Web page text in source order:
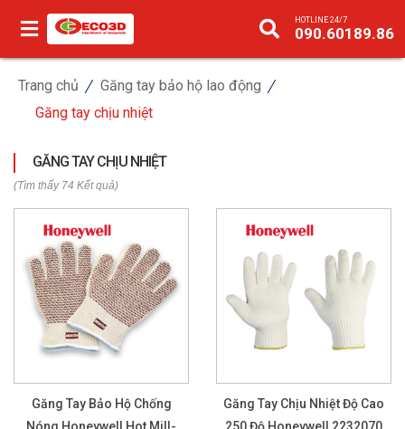
HOTLINE 24/7
090.60189.86
Trang chủ
Găng tay bảo hộ lao động
Găng tay chịu nhiệt
GĂNG TAY CHỊU NHIỆT
(Tìm thấy 74 Kết quả)
Găng Tay Bảo Hộ Chống
Găng Tay Chịu Nhiệt Độ Cao